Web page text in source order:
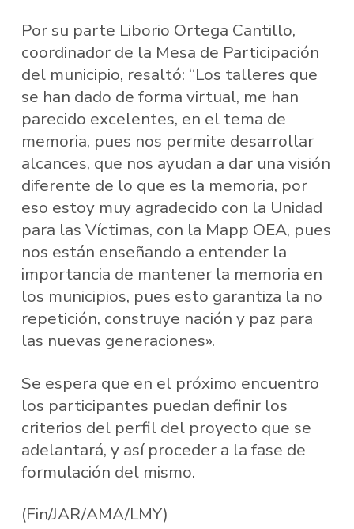
Por su parte Liborio Ortega Cantillo,
coordinador de la Mesa de Participación
del municipio, resaltó: “Los talleres que
se han dado de forma virtual, me han
parecido excelentes, en el tema de
memoria, pues nos permite desarrollar
alcances, que nos ayudan a dar una visión
diferente de lo que es la memoria, por
eso estoy muy agradecido con la Unidad
para las Víctimas, con la Mapp OEA, pues
nos están enseñando a entender la
importancia de mantener la memoria en
los municipios, pues esto garantiza la no
repetición, construye nación y paz para
las nuevas generaciones».
Se espera que en el próximo encuentro
los participantes puedan definir los
criterios del perfil del proyecto que se
adelantará, y así proceder a la fase de
formulación del mismo.
(Fin/JAR/AMA/LMY)